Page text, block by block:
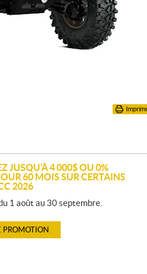
JUSQU’À 4 000$ OU 0%
60 MOIS SUR CERTAINS
2026
1 août au 30 septembre.
PROMOTION